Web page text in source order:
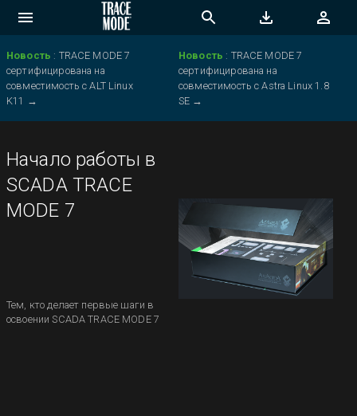
Новость : TRACE MODE 7
сертифицирована на
совместимость с ALT Linux
K11 →
Новость : TRACE MODE 7
сертифицирована на
совместимость с Astra Linux 1.8
SE →
Начало работы в
SCADA TRACE
MODE 7
Тем, кто делает первые шаги в
освоении SCADA TRACE MODE 7